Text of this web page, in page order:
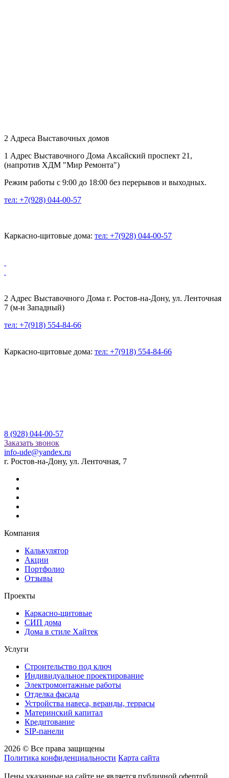
2 Адреса Выставочных домов
1 Адрес Выставочного Дома Аксайский проспект 21,
(напротив ХДМ "Мир Ремонта")
Режим работы с 9:00 до 18:00 без перерывов и выходных.
тел: +7(928) 044-00-57
Каркасно-щитовые дома: тел: +7(928) 044-00-57
2 Адрес Выставочного Дома г. Ростов-на-Дону, ул. Ленточная
7 (м-н Западный)
тел: +7(918) 554-84-66
Каркасно-щитовые дома: тел: +7(918) 554-84-66
8 (928) 044-00-57
Заказать звонок
info-ude@yandex.ru
г. Ростов-на-Дону, ул. Ленточная, 7
Компания
Калькулятор
Акции
Портфолио
Отзывы
Проекты
Каркасно-щитовые
СИП дома
Дома в стиле Хайтек
Услуги
Строительство под ключ
Индивидуальное проектирование
Электромонтажные работы
Отделка фасада
Устройства навеса, веранды, террасы
Материнский капитал
Кредитование
SIP-панели
2026 © Все права защищены
Политика конфиденциальности Карта сайта
Цены указанные на сайте не является публичной офертой.